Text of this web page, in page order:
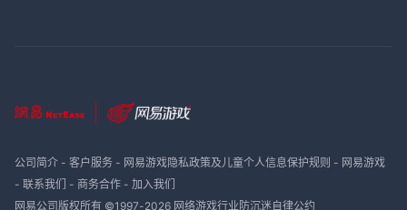
公司简介- 客户服务- 网易游戏隐私政策及儿童个人信息保护规则 - 网易游戏
- 联系我们 - 商务合作- 加入我们
网易公司版权所有 ©1997-2026 网络游戏行业防沉迷自律公约